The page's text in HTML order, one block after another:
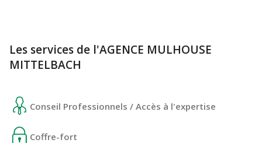
Les services de l'AGENCE MULHOUSE
MITTELBACH
Conseil Professionnels / Accès à l'expertise
Coffre-fort